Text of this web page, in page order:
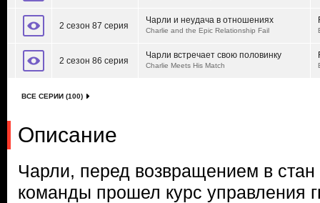
2 сезон 87 серия
Чарли и неудача в отношениях
Charlie and the Epic Relationship Fail
2 сезон 86 серия
Чарли встречает свою половинку
Charlie Meets His Match
ВСЕ СЕРИИ (100)
Описание
Чарли, перед возвращением в
команды прошел курс управления